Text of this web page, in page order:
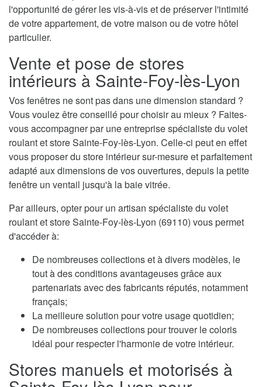
l'opportunité de gérer les vis-à-vis et de préserver l'intimité
de votre appartement, de votre maison ou de votre hôtel
particulier.
Vente et pose de stores
intérieurs à Sainte-Foy-lès-Lyon
Vos fenêtres ne sont pas dans une dimension standard ?
Vous voulez être conseillé pour choisir au mieux ? Faites-
vous accompagner par une entreprise spécialiste du volet
roulant et store Sainte-Foy-lès-Lyon. Celle-ci peut en effet
vous proposer du store intérieur sur-mesure et parfaitement
adapté aux dimensions de vos ouvertures, depuis la petite
fenêtre un ventail jusqu'à la baie vitrée.
Par ailleurs, opter pour un artisan spécialiste du volet
roulant et store Sainte-Foy-lès-Lyon (69110) vous permet
d'accéder à:
De nombreuses collections et à divers modèles, le
tout à des conditions avantageuses grâce aux
partenariats avec des fabricants réputés, notamment
français;
La meilleure solution pour votre usage quotidien;
De nombreuses collections pour trouver le coloris
idéal pour respecter l'harmonie de votre intérieur.
Stores manuels et motorisés à